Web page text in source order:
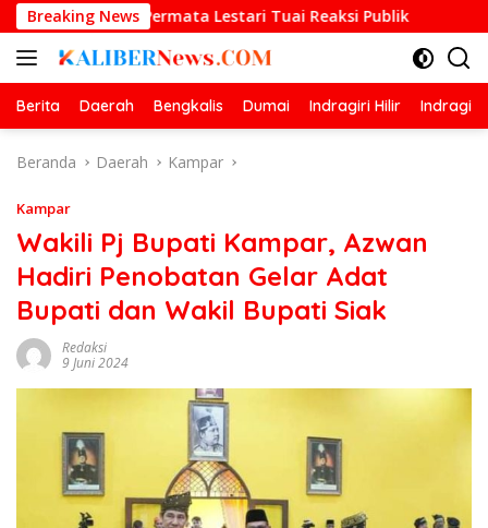
Langsung
ke
konten
Breaking News
Permata Lestari Tuai Reaksi Publik Prestasi
Berita Daerah Bengkalis Dumai Indragiri Hilir Indragiri
Beranda Daerah Kampar
Kampar
Wakili Pj Bupati Kampar, Azwan
Hadiri Penobatan Gelar Adat
Bupati dan Wakil Bupati Siak
Redaksi
9 Juni 2024